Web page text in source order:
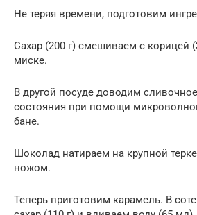
Не теряя времени, подготовим
Сахар (200 г) смешиваем с корицей
миске.
В другой посуде доводим
состояния при помощи
бане.
Шоколад натираем на крупной
ножом.
Теперь приготовим карамель. В